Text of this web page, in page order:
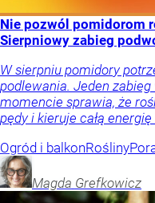
Nie pozwól pomidorom
Sierpniowy zabieg
W sierpniu pomidory
podlewania. Jeden
momencie sprawia, że
pędy i kieruje całą
Ogród i balkonRośliny
Magda Grefkowicz